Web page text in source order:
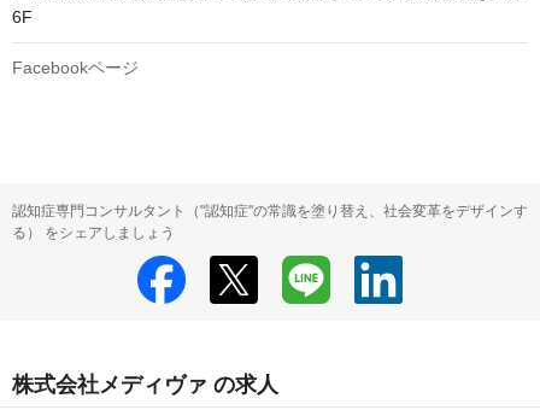
6F
Facebookページ
認知症専門コンサルタント（"認知症"の常識を塗り替え、社会変革をデザインす
る） をシェアしましょう
株式会社メディヴァ の求人